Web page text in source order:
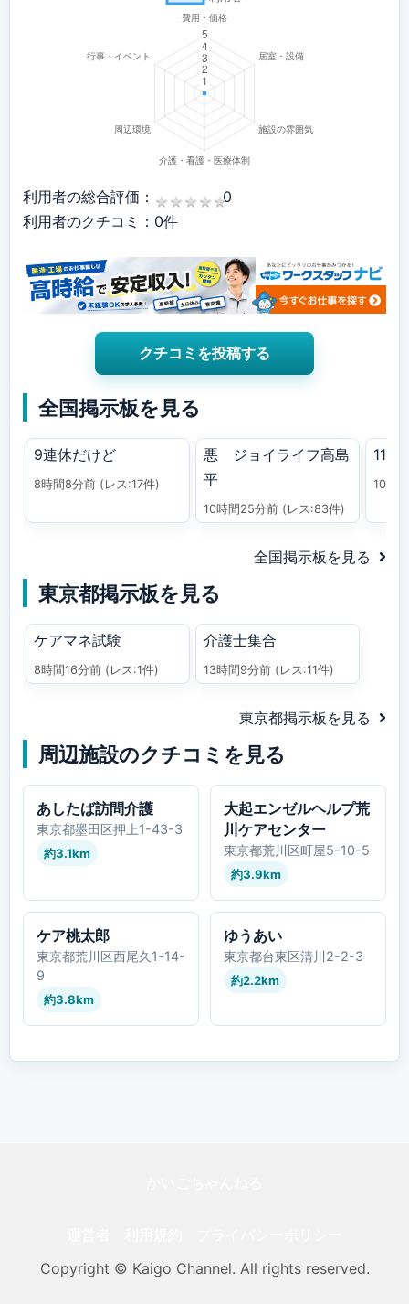
利用者の総合評価： ★ ★ ★ ★ ★
★ ★ ★ ★ ★0
利用者のクチコミ：0件
クチコミを投稿する
全国掲示板を見る
9連休だけど
8時間8分前 (レス:17件)
悪 ジョイライフ高島
平
10時間25分前 (レス:83件)
10時
全国掲示板を見る
東京都掲示板を見る
ケアマネ試験
8時間16分前 (レス:1件)
介護士集合
13時間9分前 (レス:11件)
東京都掲示板を見る
周辺施設のクチコミを見る
あしたば訪問介護
東京都墨田区押上1-43-3
約3.1km
大起エンゼルヘルプ荒
川ケアセンター
東京都荒川区町屋5-10-5
約3.9km
ケア桃太郎
東京都荒川区西尾久1-14-
9
約3.8km
ゆうあい
東京都台東区清川2-2-3
約2.2km
Copyright © Kaigo Channel. All rights reserved.